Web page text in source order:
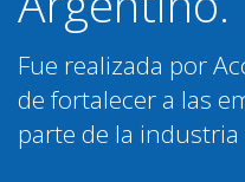
Fue realizada por
de fortalecer a las
parte de la